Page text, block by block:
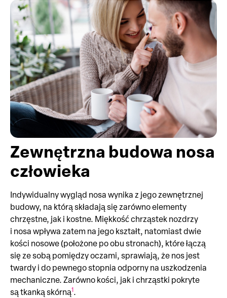
Zewnętrzna budowa nosa
człowieka
Indywidualny wygląd nosa wynika z jego zewnętrznej
budowy, na którą składają się zarówno elementy
chrzęstne, jak i kostne. Miękkość chrząstek nozdrzy
i nosa wpływa zatem na jego kształt, natomiast dwie
kości nosowe (położone po obu stronach), które łączą
się ze sobą pomiędzy oczami, sprawiają, że nos jest
twardy i do pewnego stopnia odporny na uszkodzenia
mechaniczne. Zarówno kości, jak i chrząstki pokryte
są tkanką skórną1.